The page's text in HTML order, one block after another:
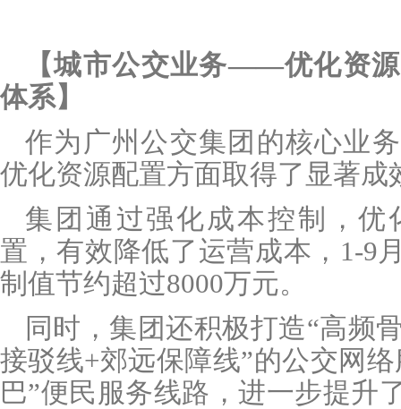
【城市公交业务——优化资源
体系】
作为广州公交集团的核心业
优化资源配置方面取得了显著成
集团通过强化成本控制，优
置，有效降低了运营成本， 1-9
制值节约超过8000万元。
同时，集团还积极打造“高频
接驳线+郊远保障线”的公交网
巴”便民服务线路，进一步提升